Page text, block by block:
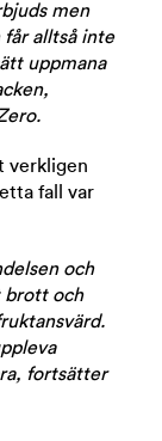
men
får alltså inte
uppmana
verkligen
fall var
och
brott och
fortsätter